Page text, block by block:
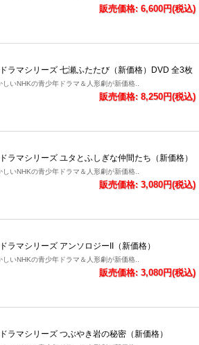
販売価格: 6,600円(税込)
ラマシリーズ 七瀬ふたたび（新価格）DVD 全3枚
しいNHKの青少年ドラマ＆人形劇が新価格..
販売価格: 8,250円(税込)
ラマシリーズ ユタとふしぎな仲間たち（新価格）
しいNHKの青少年ドラマ＆人形劇が新価格..
販売価格: 3,080円(税込)
ラマシリーズ アンソロジーII（新価格）
しいNHKの青少年ドラマ＆人形劇が新価格..
販売価格: 3,080円(税込)
ラマシリーズ つぶやき岩の秘密（新価格）